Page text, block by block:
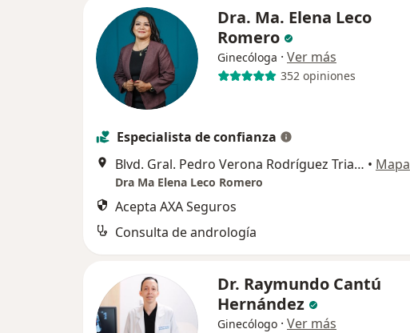
Dra. Ma. Elena Leco
Romero
Ginecóloga · Ver más
352 opiniones
Especialista de confianza
Blvd. Gral. Pedro Verona Rodríguez Triana 652, Torreon • Mapa
Dra Ma Elena Leco Romero
Acepta AXA Seguros
Consulta de andrología
Dr. Raymundo Cantú
Hernández
Ginecólogo · Ver más